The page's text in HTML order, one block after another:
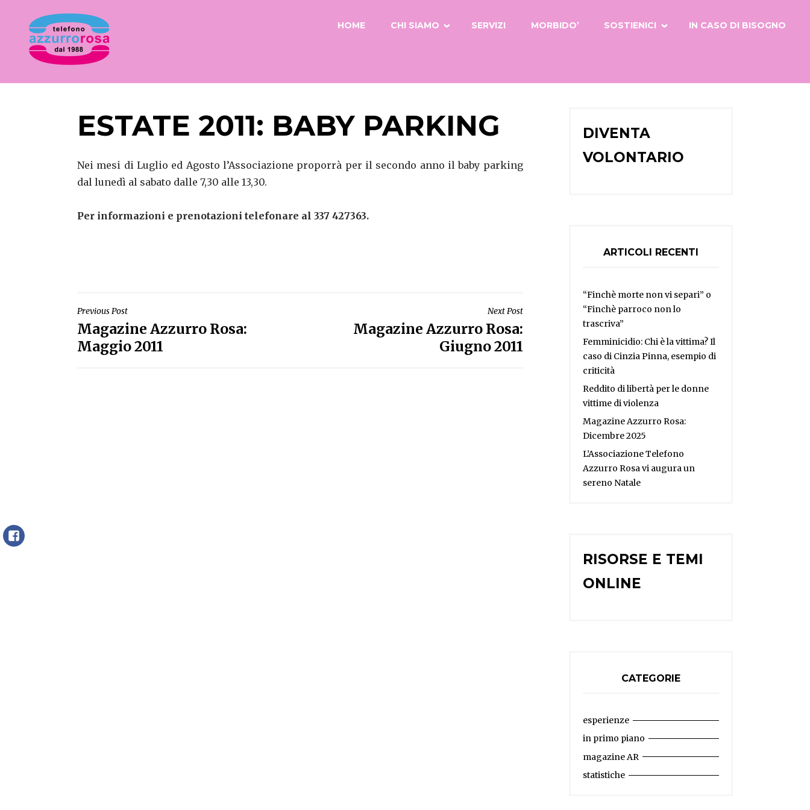
content
AZZURRO ROSA
alza il telefono abbassa l'indifferenza
HOME CHI SIAMO SERVIZI MORBIDO’ SOSTIENICI IN CASO DI BISOGNO
ESTATE 2011: BABY PARKING
Nei mesi di Luglio ed Agosto l’Associazione proporrà per il secondo anno il baby parking
dal lunedì al sabato dalle 7,30 alle 13,30.
Per informazioni e prenotazioni telefonare al 337 427363.
NAVIGAZIONE
ARTICOLI
Previous Post
Magazine Azzurro Rosa:
Maggio 2011
Next Post
Magazine Azzurro Rosa:
Giugno 2011
DIVENTA
VOLONTARIO
ARTICOLI RECENTI
“Finchè morte non vi separi” o
“Finchè parroco non lo
trascriva”
Femminicidio: Chi è la vittima? Il
caso di Cinzia Pinna, esempio di
criticità
Reddito di libertà per le donne
vittime di violenza
Magazine Azzurro Rosa:
Dicembre 2025
L’Associazione Telefono
Azzurro Rosa vi augura un
sereno Natale
RISORSE E TEMI
ONLINE
CATEGORIE
esperienze
in primo piano
magazine AR
statistiche
FaceBook